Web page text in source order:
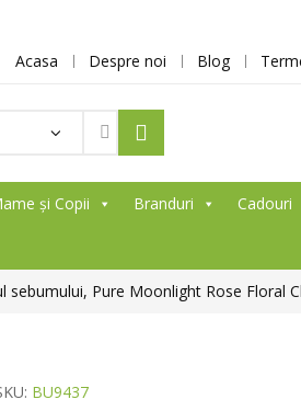
Acasa
Despre noi Blog
și Copii Branduri Cadouri
Pure Moonlight Rose Floral
BU9437